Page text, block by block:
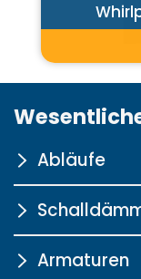
Abläufe
Armaturen